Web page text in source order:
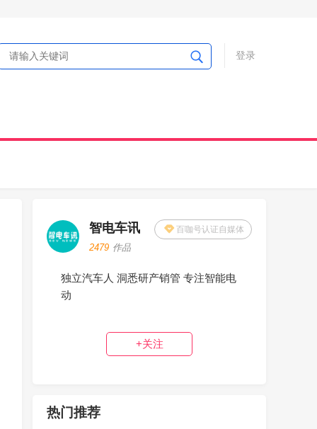
登录
智电车讯 百咖号认证自媒体
2479 作品
独立汽车人 洞悉研产销管 专注智能电
动
+关注
热门推荐